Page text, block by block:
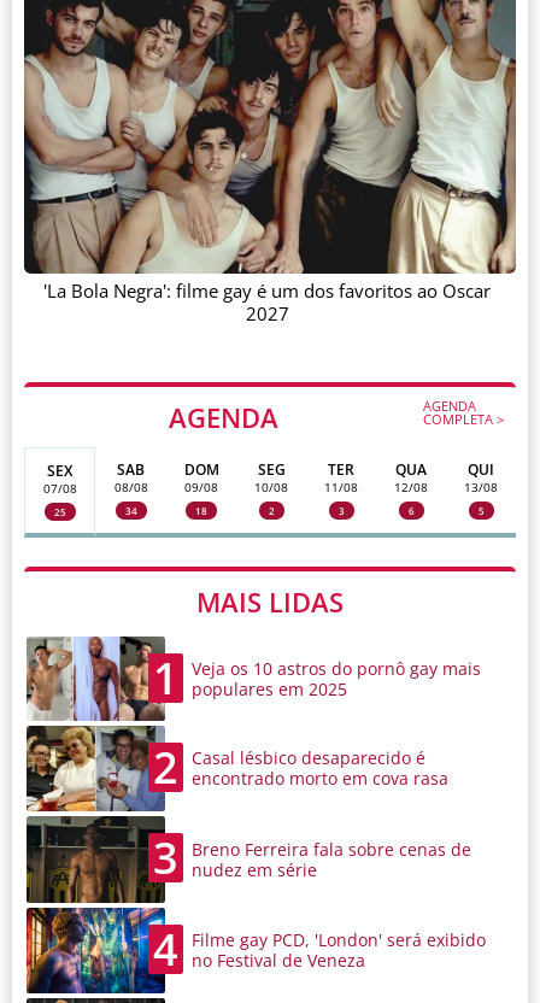
AGENDA AGENDA
COMPLETA >
SEX
07/08
25
SAB
08/08
34
DOM
09/08
18
SEG
10/08
2
TER
11/08
3
QUA
12/08
6
QUI
13/08
5
MAIS LIDAS
1
Veja os 10 astros do pornô gay mais
populares em 2025
2
Casal lésbico desaparecido é
encontrado morto em cova rasa
3
Breno Ferreira fala sobre cenas de
nudez em série
4
Filme gay PCD, 'London' será exibido
no Festival de Veneza
'La Bola Negra': filme gay é um dos favoritos ao Oscar
2027